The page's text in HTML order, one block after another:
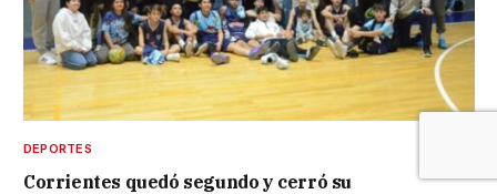
DEPORTES
Corrientes quedó segundo y cerró su